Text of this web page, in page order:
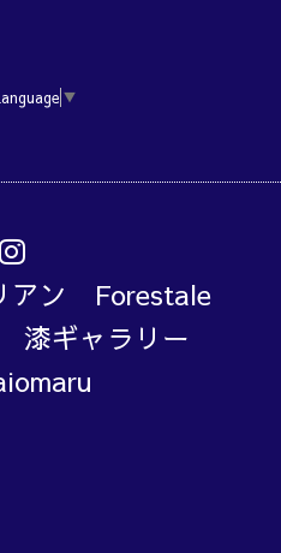
▼
アン Forestale
ラリー